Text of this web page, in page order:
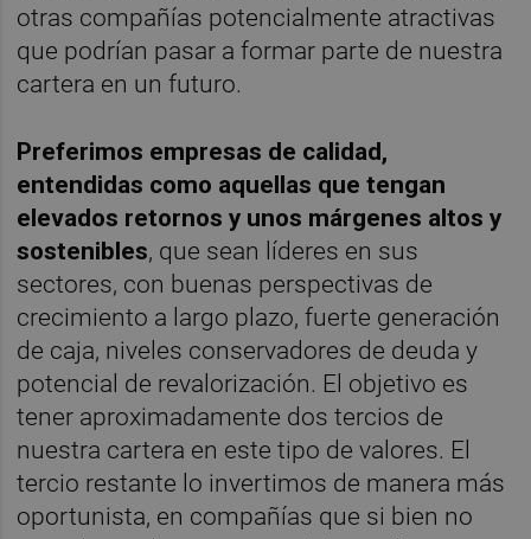
otras compañías potencialmente atractivas
que podrían pasar a formar parte de nuestra
cartera en un futuro.
Preferimos empresas de calidad,
entendidas como aquellas que tengan
elevados retornos y unos márgenes altos y
sostenibles, que sean líderes en sus
sectores, con buenas perspectivas de
crecimiento a largo plazo, fuerte generación
de caja, niveles conservadores de deuda y
potencial de revalorización. El objetivo es
tener aproximadamente dos tercios de
nuestra cartera en este tipo de valores. El
tercio restante lo invertimos de manera más
oportunista, en compañías que si bien no